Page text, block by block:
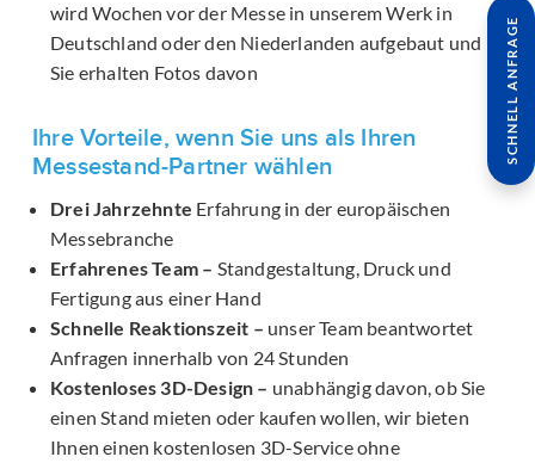
wird Wochen vor der Messe in unserem Werk in
Deutschland oder den Niederlanden aufgebaut und
Sie erhalten Fotos davon
Ihre Vorteile, wenn Sie uns als Ihren
Messestand-Partner wählen
Drei Jahrzehnte Erfahrung in der europäischen
Messebranche
Erfahrenes Team – Standgestaltung, Druck und
Fertigung aus einer Hand
Schnelle Reaktionszeit – unser Team beantwortet
Anfragen innerhalb von 24 Stunden
Kostenloses 3D-Design – unabhängig davon, ob Sie
einen Stand mieten oder kaufen wollen, wir bieten
Ihnen einen kostenlosen 3D-Service ohne
SCHNELL ANFRAGE